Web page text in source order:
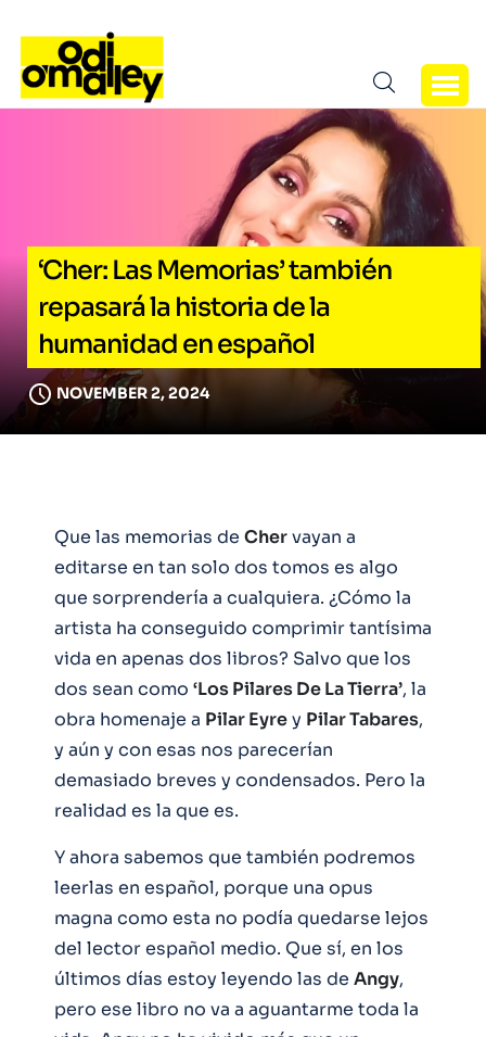
‘Cher: Las Memorias’ también
repasará la historia de la
humanidad en español
NOVEMBER 2, 2024
Que las memorias de Chervayan a
editarse en tan solo dos tomos es algo
que sorprendería a cualquiera. ¿Cómo la
artista ha conseguido comprimir tantísima
vida en apenas dos libros? Salvo que los
dos sean como ‘Los Pilares De La Tierra’, la
obra homenaje a Pilar Eyrey Pilar Tabares,
y aún y con esas nos parecerían
demasiado breves y condensados. Pero la
realidad es la que es.
Y ahora sabemos que también podremos
leerlas en español, porque una opus
magna como esta no podía quedarse lejos
del lector español medio. Que sí, en los
últimos días estoy leyendo las de Angy,
pero ese libro no va a aguantarme toda la